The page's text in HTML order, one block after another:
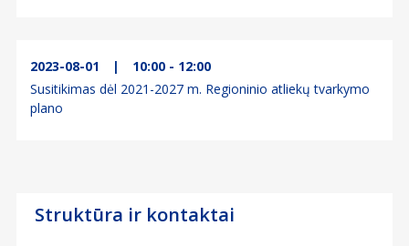
Struktūra ir kontaktai
2023-08-01 |
10:00 - 12:00
Susitikimas dėl 2021-2027 m. Regioninio atliekų tvarkymo
plano